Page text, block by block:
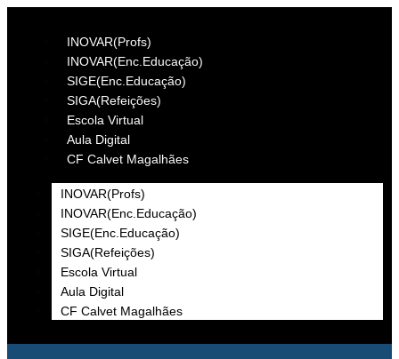
INOVAR(Profs)
INOVAR(Enc.Educação)
SIGE(Enc.Educação)
SIGA(Refeições)
Escola Virtual
Aula Digital
CF Calvet Magalhães
INOVAR(Profs)
INOVAR(Enc.Educação)
SIGE(Enc.Educação)
SIGA(Refeições)
Escola Virtual
Aula Digital
CF Calvet Magalhães